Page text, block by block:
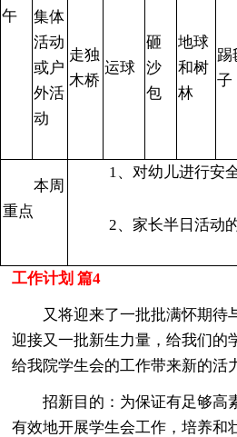
午
集体
活动
或户
外活
动
走独
木桥
运球
砸
沙
包
地球
和树
林
踢
子
本周
重点
1、对幼儿进行安
2、家长半日活动
工作计划 篇4
又将迎来了一批批满怀期待与
迎接又一批新生力量，给我们的
给我院学生会的工作带来新的活
招新目的：为保证有足够高
有效地开展学生会工作，培养和